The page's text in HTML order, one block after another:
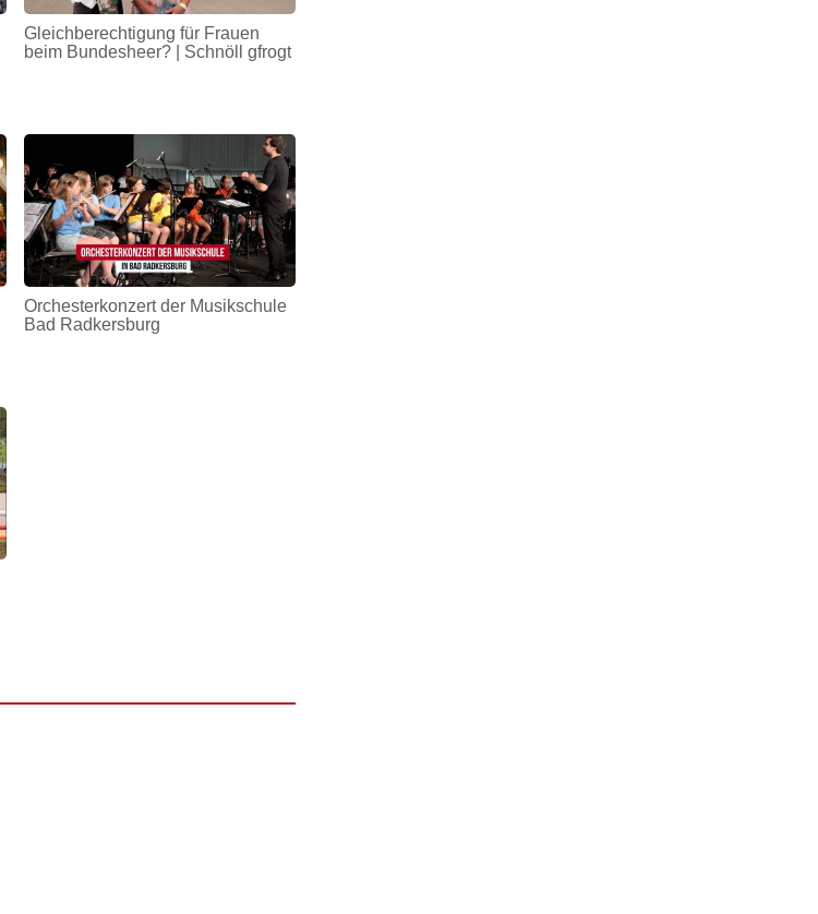
Gleichberechtigung für Frauen
beim Bundesheer? | Schnöll gfrogt
Orchesterkonzert der Musikschule
Bad Radkersburg